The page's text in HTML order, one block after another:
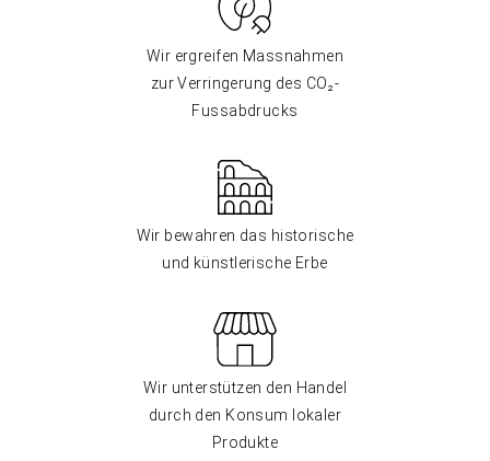
Wir ergreifen Massnahmen
zur Verringerung des CO₂-
Fussabdrucks
Wir bewahren das historische
und künstlerische Erbe
Wir unterstützen den Handel
durch den Konsum lokaler
Produkte